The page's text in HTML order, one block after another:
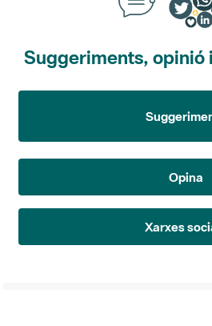
Suggeriments, opinió
Opina
Xarxes